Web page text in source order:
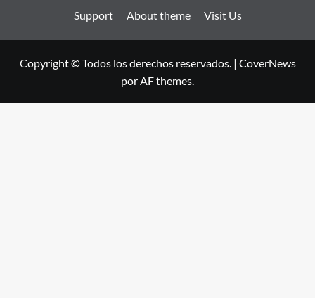
Support About theme Visit Us
Copyright © Todos los derechos reservados. | CoverNews
por AF themes.